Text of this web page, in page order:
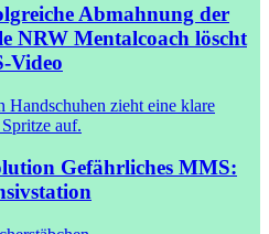
Abmahnung der
NRW Mentalcoach löscht
Video
Gefährliches MMS: